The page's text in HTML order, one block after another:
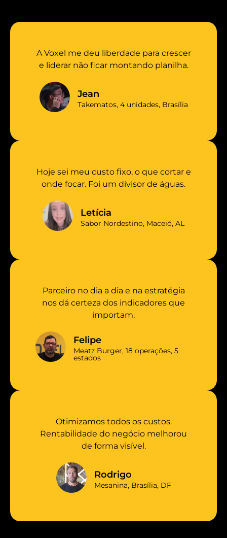
A Voxel me deu liberdade para crescer
e liderar não ficar montando planilha.
Jean
Takematos, 4 unidades, Brasília
Hoje sei meu custo fixo, o que cortar e
onde focar. Foi um divisor de águas.
Letícia
Sabor Nordestino, Maceió, AL
Parceiro no dia a dia e na estratégia
nos dá certeza dos indicadores que
importam.
Felipe
Meatz Burger, 18 operações, 5
estados
Otimizamos todos os custos.
Rentabilidade do negócio melhorou
de forma visível.
Rodrigo
Mesanina, Brasília, DF